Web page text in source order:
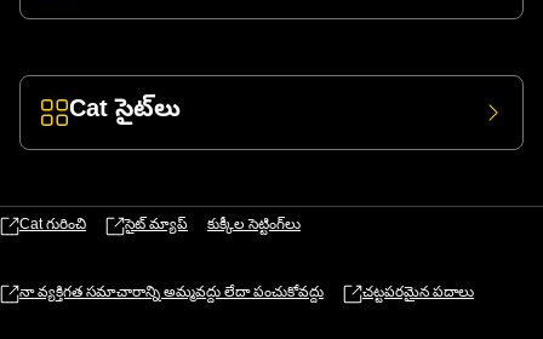
Cat సైట్‌లు
Cat గురించి సైట్ మ్యాప్ కుక్కీల సెట్టింగ్‌లు
నా వ్యక్తిగత సమాచారాన్ని అమ్మవద్దు లేదా పంచుకోవద్దు చట్టపరమైన పదాలు